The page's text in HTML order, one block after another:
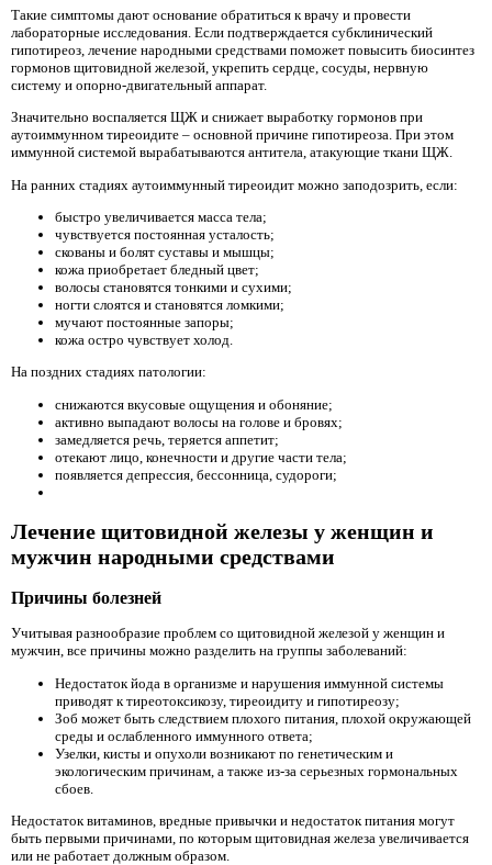
Такие симптомы дают основание обратиться к врачу и провести
лабораторные исследования. Если подтверждается субклинический
гипотиреоз, лечение народными средствами поможет повысить биосинтез
гормонов щитовидной железой, укрепить сердце, сосуды, нервную
систему и опорно-двигательный аппарат.
Значительно воспаляется ЩЖ и снижает выработку гормонов при
аутоиммунном тиреоидите – основной причине гипотиреоза. При этом
иммунной системой вырабатываются антитела, атакующие ткани ЩЖ.
На ранних стадиях аутоиммунный тиреоидит можно заподозрить, если:
быстро увеличивается масса тела;
чувствуется постоянная усталость;
скованы и болят суставы и мышцы;
кожа приобретает бледный цвет;
волосы становятся тонкими и сухими;
ногти слоятся и становятся ломкими;
мучают постоянные запоры;
кожа остро чувствует холод.
На поздних стадиях патологии:
снижаются вкусовые ощущения и обоняние;
активно выпадают волосы на голове и бровях;
замедляется речь, теряется аппетит;
отекают лицо, конечности и другие части тела;
появляется депрессия, бессонница, судороги;
Лечение щитовидной железы у женщин и
мужчин народными средствами
Причины болезней
Учитывая разнообразие проблем со щитовидной железой у женщин и
мужчин, все причины можно разделить на группы заболеваний:
Недостаток йода в организме и нарушения иммунной системы
приводят к тиреотоксикозу, тиреоидиту и гипотиреозу;
Зоб может быть следствием плохого питания, плохой окружающей
среды и ослабленного иммунного ответа;
Узелки, кисты и опухоли возникают по генетическим и
экологическим причинам, а также из-за серьезных гормональных
сбоев.
Недостаток витаминов, вредные привычки и недостаток питания могут
быть первыми причинами, по которым щитовидная железа увеличивается
или не работает должным образом.